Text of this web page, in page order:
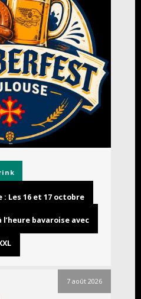
Les 16 et 17 octobre
l’heure bavaroise avec
7 août 2026